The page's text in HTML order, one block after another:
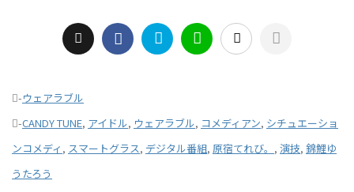
-ウェアラブル
-CANDY TUNE, アイドル, ウェアラブル, コメディアン, シチュエーショ
ンコメディ , スマートグラス, デジタル番組, 原宿てれび。 , 演技, 錦鯉ゆ
うたろう